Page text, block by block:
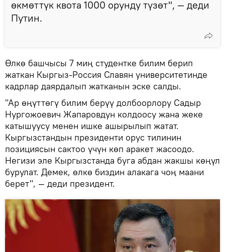
өкмөттүк квота 1000 орунду түзөт", — деди
Путин.
Өлкө башчысы 7 миң студентке билим берип
жаткан Кыргыз-Россия Славян университетинде
кадрлар даярдалып жатканын эске салды.
"Ар өңүттөгү билим берүү долбоорлору Садыр
Нургожоевич Жапаровдун колдоосу жана жеке
катышуусу менен ишке ашырылып жатат.
Кыргызстандын президенти орус тилинин
позициясын сактоо үчүн көп аракет жасоодо.
Негизи эле Кыргызстанда буга абдан жакшы көңүл
бурулат. Демек, өлкө биздин алакага чоң маани
берет", — деди президент.